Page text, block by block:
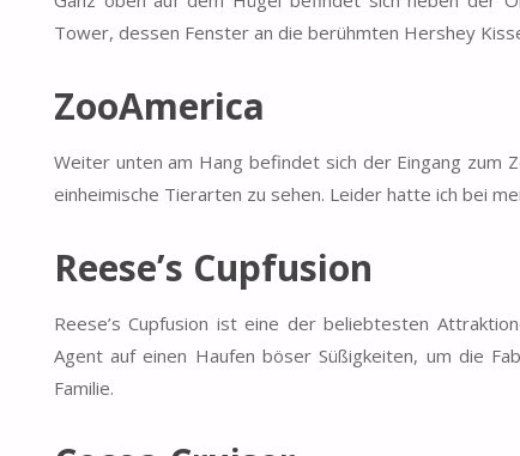
Tower, dessen Fenster an die berühmten Hershey
ZooAmerica
Weiter unten am Hang befindet sich der Eingang zum
einheimische Tierarten zu sehen. Leider hatte ich bei
Reese’s Cupfusion
Reese’s Cupfusion ist eine der beliebtesten
Agent auf einen Haufen böser Süßigkeiten, um die
Familie.